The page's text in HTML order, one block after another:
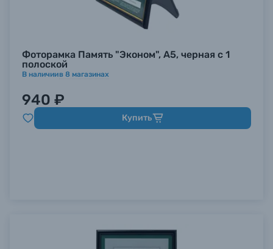
Фоторамка Память "Эконом", А5, черная с 1
полоской
В наличиив 8 магазинах
940 ₽
Купить